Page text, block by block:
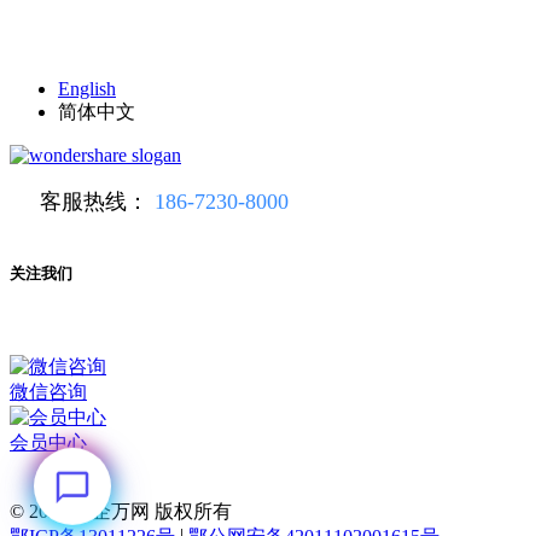
English
简体中文
客服热线： 186-7230-8000
关注我们
微信咨询
会员中心
© 2026
华企万网 版权所有